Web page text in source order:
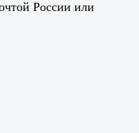
России или